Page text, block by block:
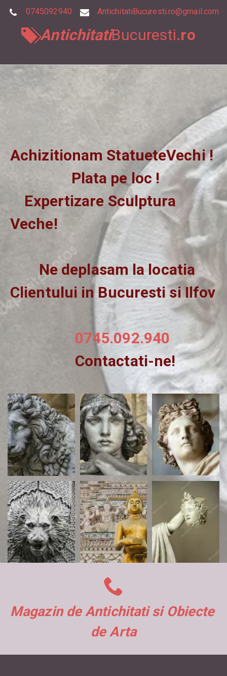
0745092940
m
AntichitatiBucuresti.ro@gmail.com
AntichitatiBucuresti.ro
Achizitionam StatueteVechi !
                 Plata pe loc !
Veche!
        Ne deplasam la locatia
Clientului in Bucuresti si Ilfov
0745.092.940
                  Contactati-ne!
Magazin de Antichitati si Obiecte
de Arta